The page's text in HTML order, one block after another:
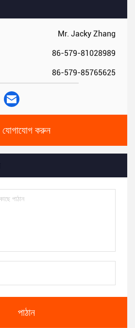
Mr. Jacky Zhang
86-579-81028989
86-579-85765625
যোগাযোগ করুন
পাঠান